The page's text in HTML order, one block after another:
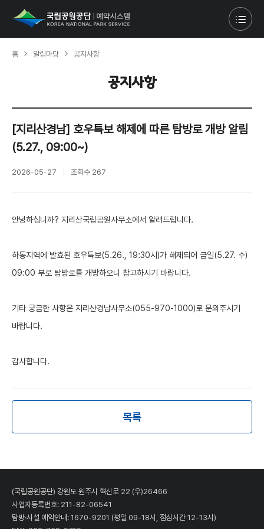
홈 알림마당 공지사항
공지사항
[지리산경남] 호우특보 해제에 따른 탐방로 개방 알림
(5.27., 09:00~)
2026-05-27 조회수 267
안녕하십니까? 지리산국립공원사무소에서 알려드립니다.
하동지역에 발효된 호우특보(5.26., 19:30시)가 해제되어 금일(5.27. 수)
09:00 부로 탐방로를 개방하오니 참고하시기 바랍니다.
기타 궁금한 사항은 지리산경남사무소(055-970-1000)로 문의주시기
바랍니다.
감사합니다.
목록
(국립공원공단) 강원도 원주시 혁신로 22 (우)26466
사업자등록번호: 211-82-06541
탐방·시설 예약안내: 1670-9201 (평일 09-18시, 점심시간 12-13시)